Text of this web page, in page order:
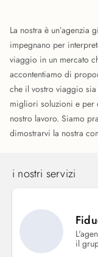
La nostra è un’agenzia
impegnano per
viaggio in un mercato
accontentiamo di
che il vostro viaggio
migliori soluzioni e per
nostro lavoro. Siamo
dimostrarvi la nostra
i nostri servizi
il